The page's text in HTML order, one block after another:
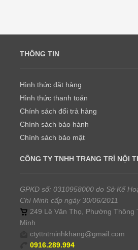
THÔNG TIN
Hình thức đặt hàng
Hình thức thanh toán
Chính sách đổi trả hàng
Chính sách bảo hành
Chính sách bảo mật
CÔNG TY TNHH TRANG TRÍ NỘI
GPKD số: 0310958000 do Sở Kế
Chí Minh cấp ngày 30/06/2011
249 Lê Văn Thọ, Phường Thông
Minh
ctyttntminhkhang@gmail.com
0916.289.994